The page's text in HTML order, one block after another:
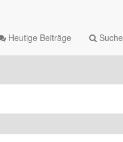
Heutige Beiträge Suche